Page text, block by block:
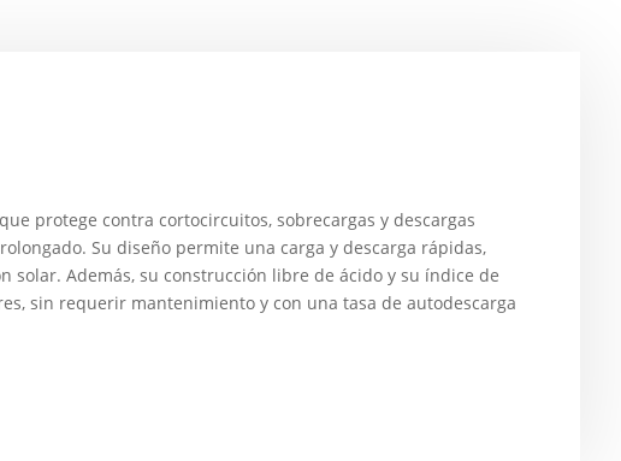
protege contra cortocircuitos, sobrecargas y descargas
Su diseño permite una carga y descarga rápidas,
Además, su construcción libre de ácido y su índice de
sin requerir mantenimiento y con una tasa de autodescarga